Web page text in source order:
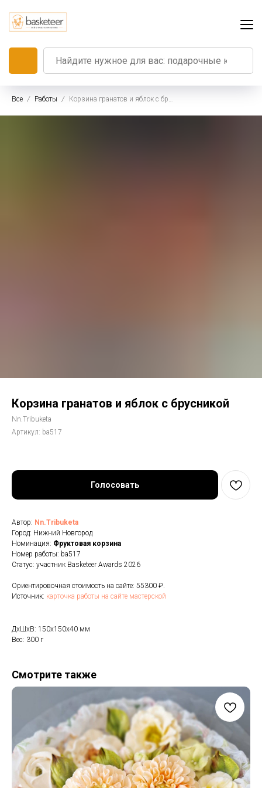
Все Работы
Корзина гранатов и яблок с брусникой
Nn.Tribuketa
Артикул: ba517
Голосовать
Автор: Nn.Tribuketa
Город: Нижний Новгород
Номинация: Фруктовая корзина
Номер работы: ba517
Статус: участник Basketeer Awards 2026
Ориентировочная стоимость на сайте: 55300 ₽.
Источник: карточка работы на сайте мастерской
ДxШxВ: 150x150x40 мм
Вес: 300 г
Смотрите также